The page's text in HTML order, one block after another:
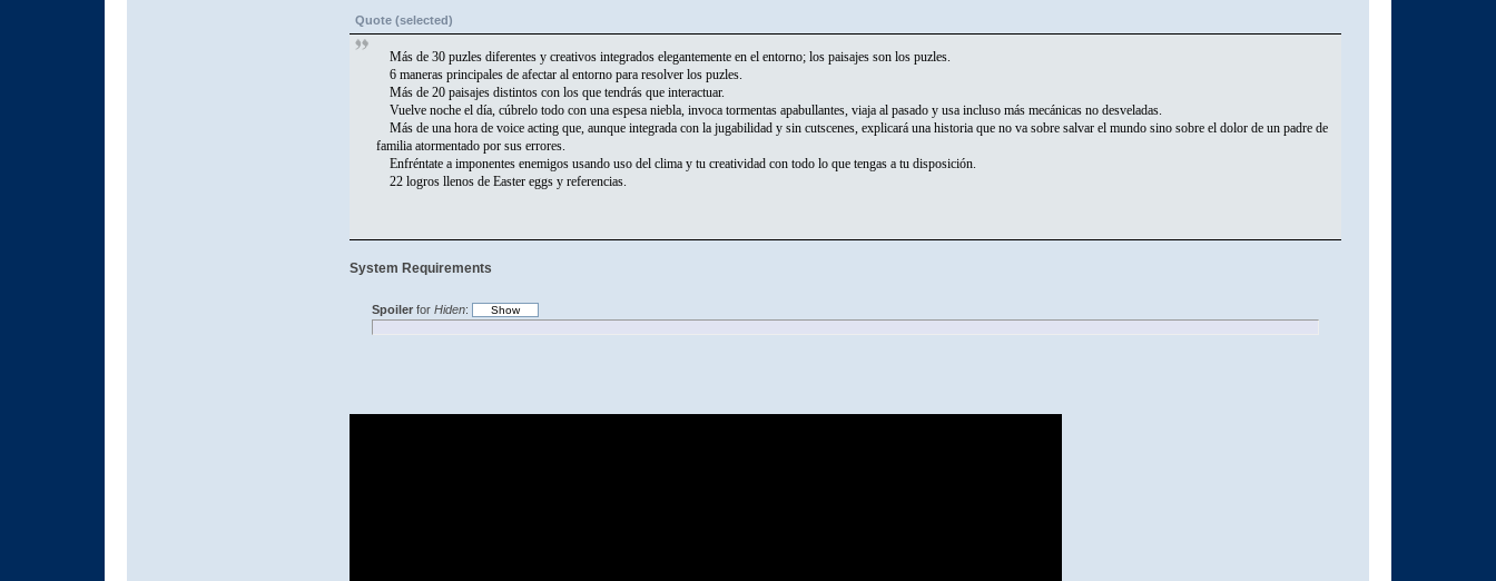
Quote (selected)
Más de 30 puzles diferentes y creativos integrados elegantemente en el entorno; los paisajes son los puzles.
6 maneras principales de afectar al entorno para resolver los puzles.
Más de 20 paisajes distintos con los que tendrás que interactuar.
Vuelve noche el día, cúbrelo todo con una espesa niebla, invoca tormentas apabullantes, viaja al pasado y usa incluso más mecánicas no desveladas.
Más de una hora de voice acting que, aunque integrada con la jugabilidad y sin cutscenes, explicará una historia que no va sobre salvar el mundo sino sobre el dolor de un padre de
familia atormentado por sus errores.
Enfréntate a imponentes enemigos usando uso del clima y tu creatividad con todo lo que tengas a tu disposición.
22 logros llenos de Easter eggs y referencias.
System Requirements
Spoilerfor Hiden: